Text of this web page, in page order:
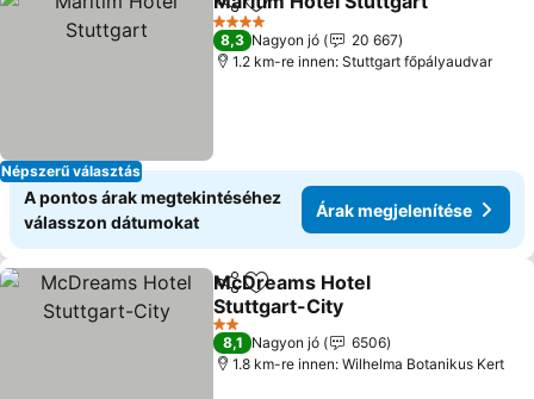
Népszerű választás
Megosztás
Hozzáadás a kedvencekhez
4 Kategória
8,3 Nagyon jó
20 667
1.2 km-re innen: Stuttgart főpályaudvar
A pontos árak megtekintéséhez
válasszon dátumokat
Árak megjelenítése
Megosztás
Hozzáadás a kedvencekhez
McDreams Hotel
Stuttgart-City
2 Kategória
8,1 Nagyon jó
6506
1.8 km-re innen: Wilhelma Botanikus Kert